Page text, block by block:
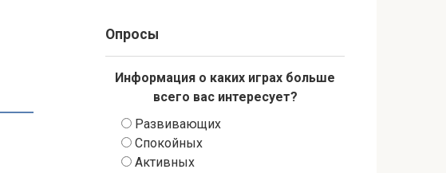
Опросы
Информация о каких играх больше
всего вас интересует?
Развивающих
Спокойных
Активных